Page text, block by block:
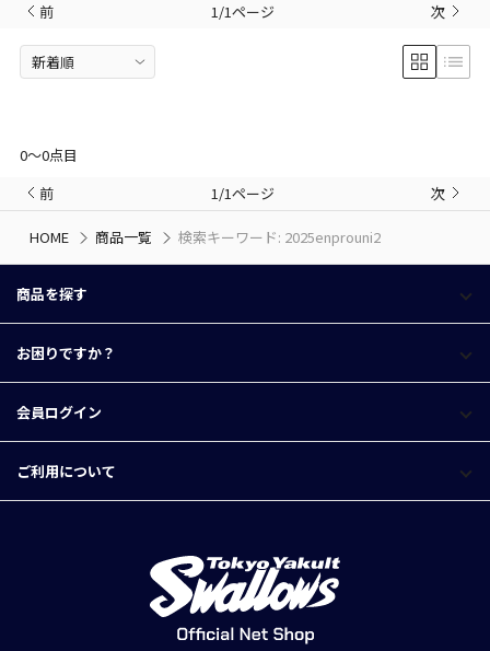
前
1/1ページ 次
0〜0点目
前
1/1ページ 次
HOME 商品一覧 検索キーワード: 2025enprouni2
商品を探す
お困りですか？
会員ログイン
ご利用について